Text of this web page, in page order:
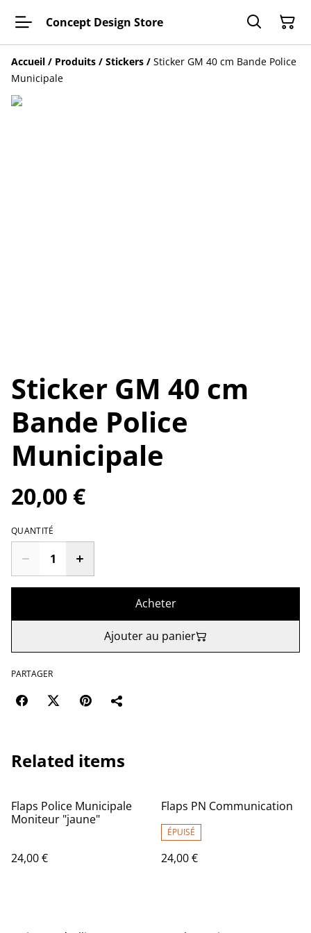
Concept Design Store
Accueil / Produits / Stickers / Sticker GM 40 cm Bande Police
Municipale
Sticker GM 40 cm
Bande Police
Municipale
20,00 €
QUANTITÉ
Acheter
Ajouter au panier
PARTAGER
Related items
Flaps Police Municipale
Moniteur "jaune"
24,00 €
Flaps PN Communication
ÉPUISÉ
24,00 €